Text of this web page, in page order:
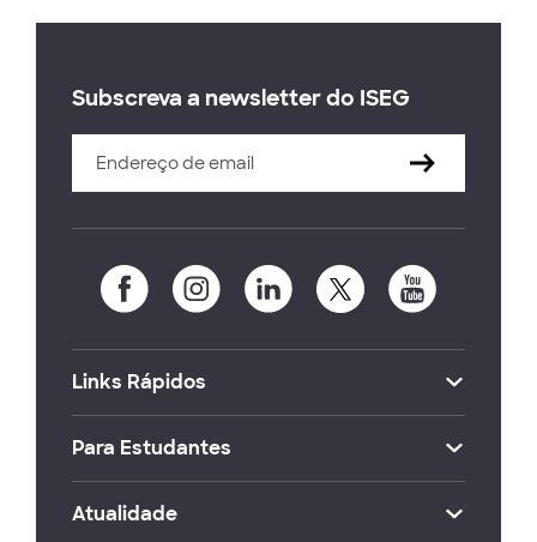
Subscreva a newsletter do ISEG
Links Rápidos
Para Estudantes
Atualidade